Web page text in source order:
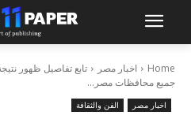
Home اخبار مصر
جميع محافظات مصر...
اخبار مصر الفن والثقافة